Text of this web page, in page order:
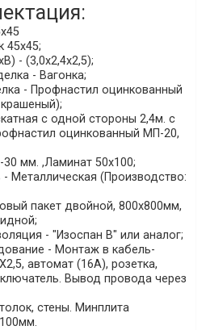
45х45;
- (3,0х2,4х2,5);
- Вагонка;
- Профнастил оцинкованный
с одной стороны 2,4м. с
оцинкованный МП-20,
мм. ,Ламинат 50х100;
Металлическая (Производство:
пакет двойной, 800х800мм,
- "Изоспан В" или аналог;
- Монтаж в кабель-
автомат (16А), розетка,
Вывод провода через
стены. Минплита